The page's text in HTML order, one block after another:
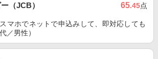
（JCB） 65.45点
マホでネットで申込みして、即対応しても
／男性）